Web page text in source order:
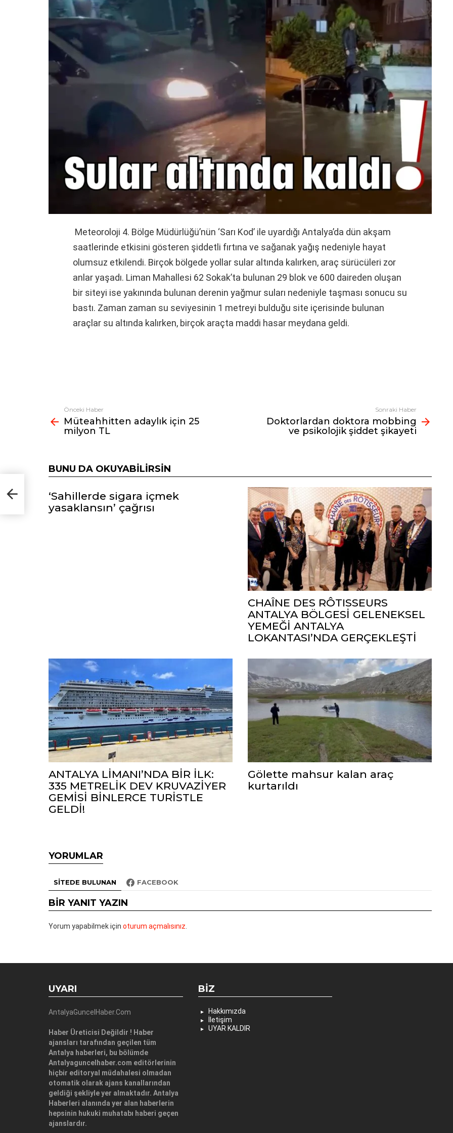
Meteoroloji 4. Bölge Müdürlüğü’nün ‘Sarı Kod’ ile uyardığı Antalya’da dün akşam
saatlerinde etkisini gösteren şiddetli fırtına ve sağanak yağış nedeniyle hayat
olumsuz etkilendi. Birçok bölgede yollar sular altında kalırken, araç sürücüleri zor
anlar yaşadı. Liman Mahallesi 62 Sokak’ta bulunan 29 blok ve 600 daireden oluşan
bir siteyi ise yakınında bulunan derenin yağmur suları nedeniyle taşması sonucu su
bastı. Zaman zaman su seviyesinin 1 metreyi bulduğu site içerisinde bulunan
araçlar su altında kalırken, birçok araçta maddi hasar meydana geldi.
Fazlasına
bak
Önceki Haber
Müteahhitten adaylık için 25
milyon TL
Sonraki Haber
Doktorlardan doktora mobbing
ve psikolojik şiddet şikayeti
BUNU DA OKUYABILIRSIN
‘Sahillerde sigara içmek
yasaklansın’ çağrısı
CHAÎNE DES RÔTISSEURS
ANTALYA BÖLGESİ GELENEKSEL
YEMEĞİ ANTALYA
LOKANTASI’NDA GERÇEKLEŞTİ
ANTALYA LİMANI’NDA BİR İLK:
335 METRELİK DEV KRUVAZİYER
GEMİSİ BİNLERCE TURİSTLE
GELDİ!
Gölette mahsur kalan araç
kurtarıldı
YORUMLAR
SITEDE BULUNAN FACEBOOK
BIR YANIT YAZIN
Yorum yapabilmek için oturum açmalısınız
UYARI
AntalyaGuncelHaber.Com
Haber Üreticisi Değildir ! Haber
ajansları tarafından geçilen tüm
Antalya haberleri, bu bölümde
Antalyaguncelhaber.com editörlerinin
hiçbir editoryal müdahalesi olmadan
otomatik olarak ajans kanallarından
geldiği şekliyle yer almaktadır. Antalya
Haberleri alanında yer alan haberlerin
hepsinin hukuki muhatabı haberi geçen
ajanslardır.
BIZ
Hakkımızda
İletişim
UYAR KALDIR